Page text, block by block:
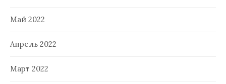
Май 2022
Апрель 2022
Март 2022